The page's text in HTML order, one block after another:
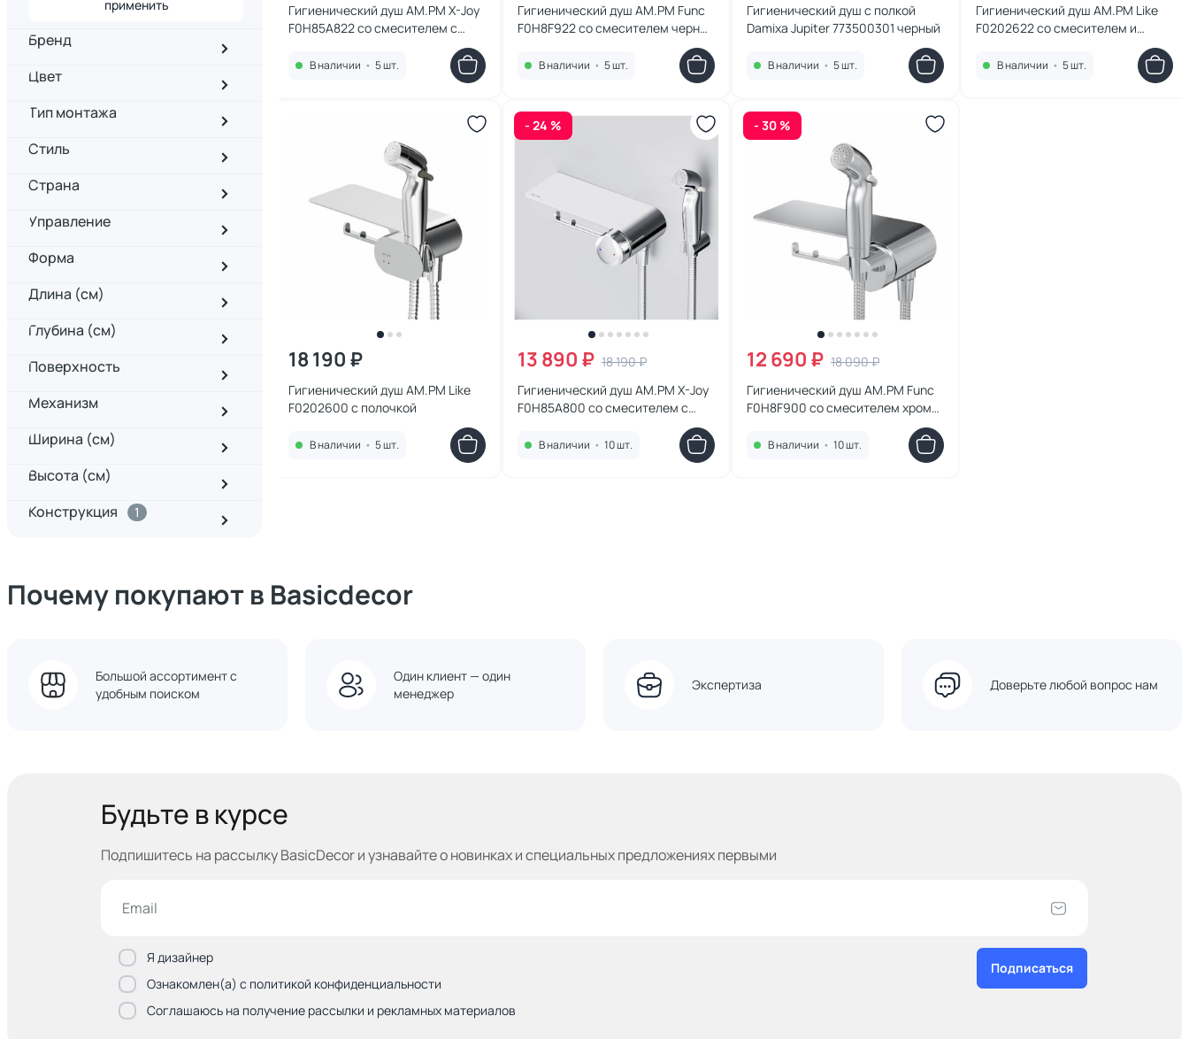
применить
Бренд
Цвет
Тип монтажа
Стиль
Страна
Управление
Форма
Длина (см)
Глубина (см)
Поверхность
Механизм
Ширина (см)
Высота (см)
Конструкция
1
Гигиенический душ AM.PM X-Joy
F0H85A822 со смесителем с
полкой, держателем туалетной
бумаги, черный матовый
В наличии • 5 шт.
Гигиенический душ AM.PM Func
F0H8F922 со смесителем черный
В наличии • 5 шт.
Гигиенический душ с полкой
Damixa Jupiter 773500301 черный
В наличии • 5 шт.
Гигиенический душ AM.PM Like
F0202622 со смесителем и
В наличии • 5 шт.
18 190 ₽
Гигиенический душ AM.PM Like
F0202600 с полочкой
В наличии • 5 шт.
- 24 %
13 890 ₽ 18 190 ₽
Гигиенический душ AM.PM X-Joy
F0H85A800 со смесителем с
полкой, держателем туалетной
бумаги, хром глянцевый
В наличии • 10 шт.
- 30 %
12 690 ₽ 18 090 ₽
Гигиенический душ AM.PM Func
F0H8F900 со смесителем хром
В наличии • 10 шт.
Почему покупают в Basicdecor
Большой ассортимент с
удобным поиском
Один клиент — один
менеджер
Экспертиза Доверьте любой вопрос нам
Будьте в курсе
Подпишитесь на рассылку BasicDecor и узнавайтео новинках и специальных предложениях первыми
Я дизайнер
Ознакомлен(а) с политикой конфиденциальности
Соглашаюсь на получение рассылки и рекламных материалов
Подписаться